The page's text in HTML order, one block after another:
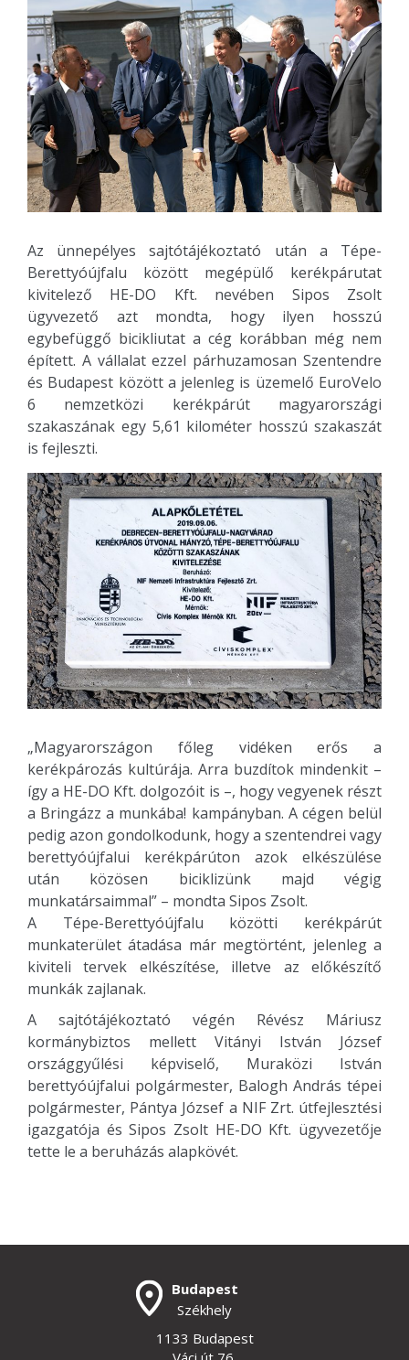
Az ünnepélyes sajtótájékoztató után a Tépe-
Berettyóújfalu között megépülő kerékpárutat
kivitelező HE-DO Kft. nevében Sipos Zsolt
ügyvezető azt mondta, hogy ilyen hosszú
egybefüggő bicikliutat a cég korábban még nem
épített. A vállalat ezzel párhuzamosan Szentendre
és Budapest között a jelenleg is üzemelő EuroVelo
6 nemzetközi kerékpárút magyarországi
szakaszának egy 5,61 kilométer hosszú szakaszát
is fejleszti.
„Magyarországon főleg vidéken erős a
kerékpározás kultúrája. Arra buzdítok mindenkit –
így a HE-DO Kft. dolgozóit is –, hogy vegyenek részt
a Bringázz a munkába! kampányban. A cégen belül
pedig azon gondolkodunk, hogy a szentendrei vagy
berettyóújfalui kerékpárúton azok elkészülése
után közösen biciklizünk majd végig
munkatársaimmal” – mondta Sipos Zsolt.
A Tépe-Berettyóújfalu közötti kerékpárút
munkaterület átadása már megtörtént, jelenleg a
kiviteli tervek elkészítése, illetve az előkészítő
munkák zajlanak.
A sajtótájékoztató végén Révész Máriusz
kormánybiztos mellett Vitányi István József
országgyűlési képviselő, Muraközi István
berettyóújfalui polgármester, Balogh András tépei
polgármester, Pántya József a NIF Zrt. útfejlesztési
igazgatója és Sipos Zsolt HE-DO Kft. ügyvezetője
tette le a beruházás alapkövét.
Budapest
Székhely
1133 Budapest